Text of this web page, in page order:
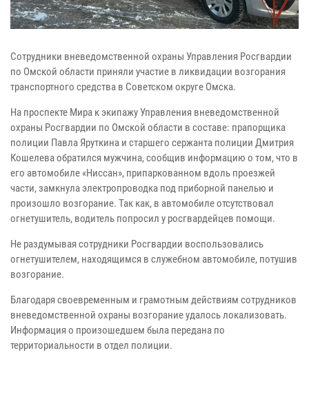
Сотрудники вневедомственной охраны Управления Росгвардии
по Омской области приняли участие в ликвидации возгорания
транспортного средства в Советском округе Омска.
На проспекте Мира к экипажу Управления вневедомственной
охраны Росгвардии по Омской области в составе: прапорщика
полиции Павла Яруткина и старшего сержанта полиции Дмитрия
Кошелева обратился мужчина, сообщив информацию о том, что в
его автомобиле «Ниссан», припаркованном вдоль проезжей
части, замкнула электропроводка под приборной панелью и
произошло возгорание. Так как, в автомобиле отсутствовал
огнетушитель, водитель попросил у росгвардейцев помощи.
Не раздумывая сотрудники Росгвардии воспользовались
огнетушителем, находящимся в служебном автомобиле, потушив
возгорание.
Благодаря своевременным и грамотным действиям сотрудников
вневедомственной охраны возгорание удалось локализовать.
Информация о произошедшем была передана по
территориальности в отдел полиции.